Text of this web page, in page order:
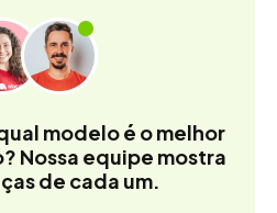
modelo é o melhor
Nossa equipe mostra
de cada um.